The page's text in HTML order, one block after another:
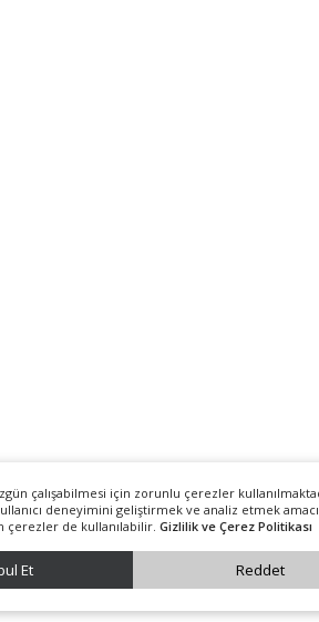
çalışabilmesi için zorunlu çerezler
deneyimini geliştirmek ve analiz etmek
çerezler de kullanılabilir. Gizlilik ve Çerez Politikası
Et Reddet